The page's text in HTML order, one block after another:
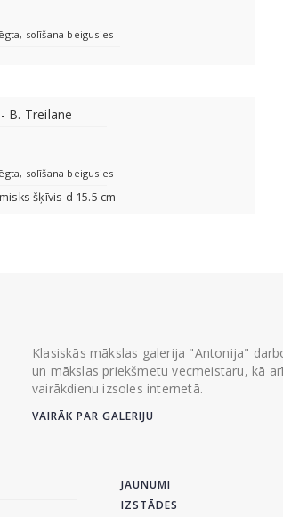
solīšana beigusies
- B. Treilane
solīšana beigusies
šķīvis d 15.5 cm
Klasiskās mākslas galerija "Antonija"
un mākslas priekšmetu vecmeistaru, kā
vairākdienu izsoles internetā.
VAIRĀK PAR GALERIJU
JAUNUMI
IZSTĀDES